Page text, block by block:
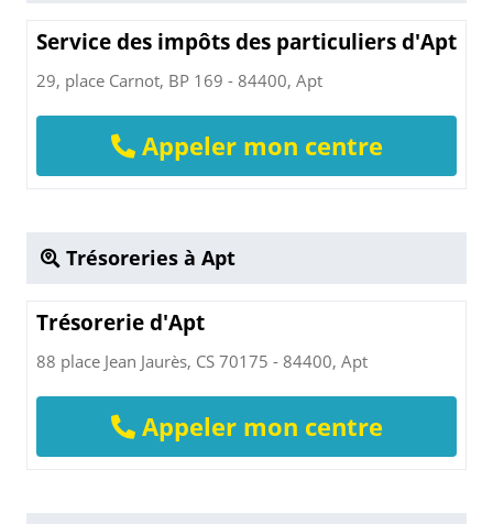
Service des impôts des particuliers d'Apt
29, place Carnot, BP 169 - 84400, Apt
Appeler mon centre
Trésoreries à Apt
Trésorerie d'Apt
88 place Jean Jaurès, CS 70175 - 84400, Apt
Appeler mon centre